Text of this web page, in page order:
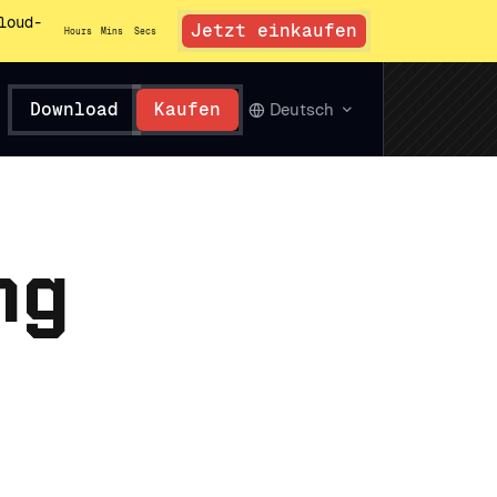
Hours Mins Secs Jetzt einkaufen
Download Kaufen Deutsch